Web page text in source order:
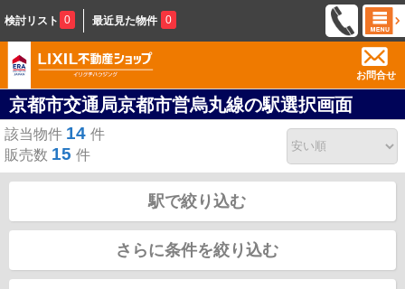
検討リスト 0 最近見た物件 0
お問合せ
京都市交通局京都市営烏丸線の駅選択画面
該当物件 14 件
販売数 15 件
駅で絞り込む
さらに条件を絞り込む